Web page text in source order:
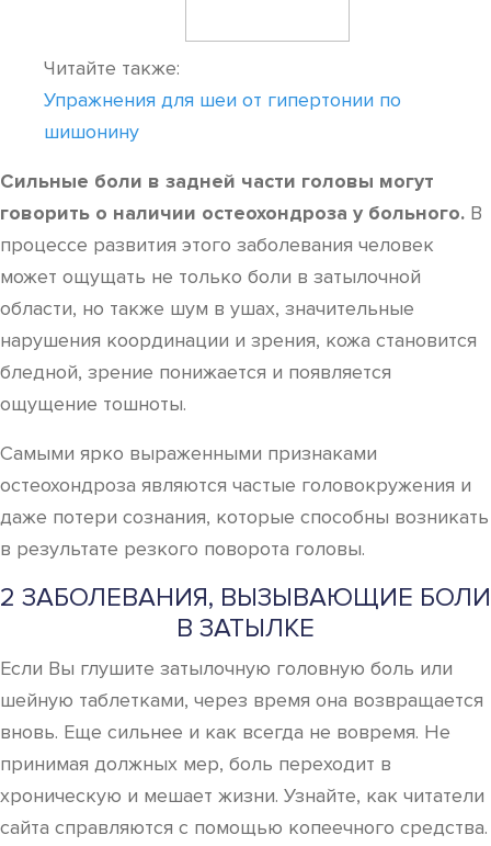
Читайте также:
Упражнения для шеи от гипертонии по
шишонину
Сильные боли в задней части головы могут
говорить о наличии остеохондроза у больного. В
процессе развития этого заболевания человек
может ощущать не только боли в затылочной
области, но также шум в ушах, значительные
нарушения координации и зрения, кожа становится
бледной, зрение понижается и появляется
ощущение тошноты.
Самыми ярко выраженными признаками
остеохондроза являются частые головокружения и
даже потери сознания, которые способны возникать
в результате резкого поворота головы.
2 ЗАБОЛЕВАНИЯ, ВЫЗЫВАЮЩИЕ БОЛИ
В ЗАТЫЛКЕ
Если Вы глушите затылочную головную боль или
шейную таблетками, через время она возвращается
вновь. Еще сильнее и как всегда не вовремя. Не
принимая должных мер, боль переходит в
хроническую и мешает жизни. Узнайте, как читатели
сайта справляются с помощью копеечного средства.